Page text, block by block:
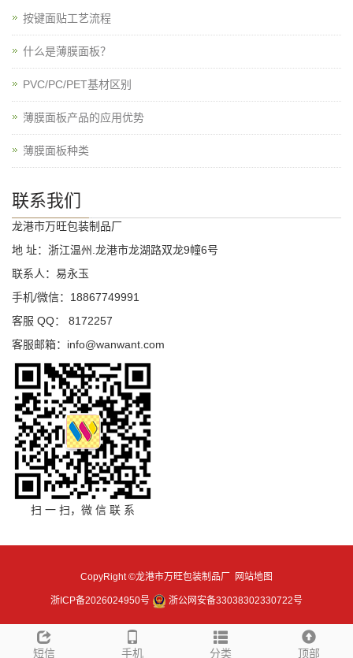
按键面贴工艺流程
什么是薄膜面板？
PVC/PC/PET基材区别
薄膜面板产品的应用优势
薄膜面板种类
联系我们
龙港市万旺包装制品厂
地 址：浙江温州.龙港市龙湖路双龙9幢6号
联系人：易永玉
手机/微信：18867749991
客服 QQ： 8172257
客服邮箱：info@wanwant.com
扫 一 扫，微 信 联 系
短信 手机 分类 顶部
CopyRight ©龙港市万旺包装制品厂 网站地图
浙ICP备2026024950号 浙公网安备33038302330722号